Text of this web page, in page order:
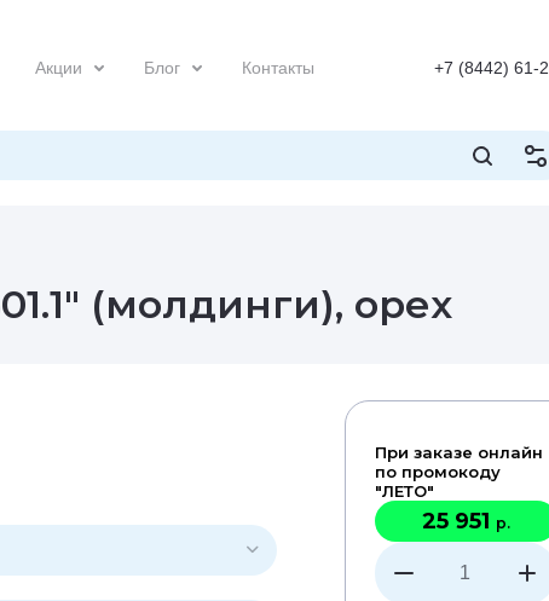
Акции Блог Контакты +7 (8442) 61-
(молдинги), орех
При заказе онлайн
по промокоду
"ЛЕТО"
25 951 р.